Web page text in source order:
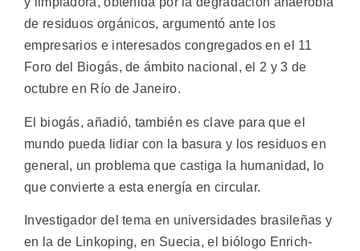
de residuos orgánicos, argumentó ante los
empresarios e interesados congregados en el 11
Foro del Biogás, de ámbito nacional, el 2 y 3 de
octubre en Río de Janeiro.
El biogás, añadió, también es clave para que el
mundo pueda lidiar con la basura y los residuos en
general, un problema que castiga la humanidad, lo
que convierte a esta energía en circular.
Investigador del tema en universidades brasileñas y
en la de Linkoping, en Suecia, el biólogo Enrich-